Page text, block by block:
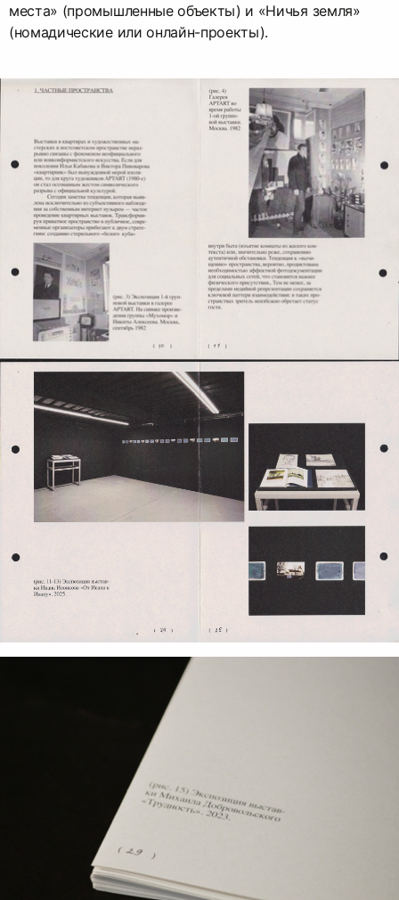
места» (промышленные объекты) и «Ничья земля»
(номадические или онлайн-проекты).